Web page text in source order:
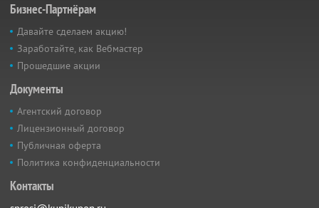
Бизнес-Партнёрам
Давайте сделаем акцию!
Заработайте, как Вебмастер
Прошедшие акции
Документы
Агентский договор
Лицензионный договор
Публичная оферта
Политика конфиденциальности
Контакты